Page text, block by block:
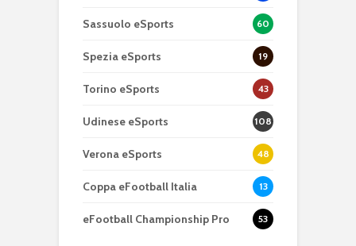
Sassuolo eSports 60
Spezia eSports 19
Torino eSports 43
Udinese eSports 108
Verona eSports 48
Coppa eFootball Italia 13
eFootball Championship Pro 53